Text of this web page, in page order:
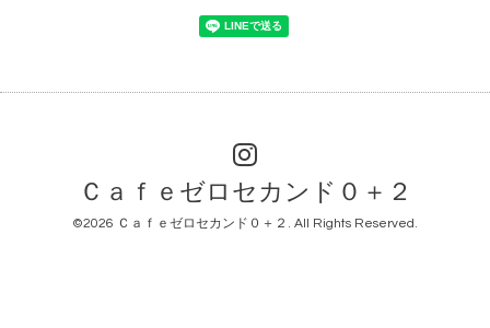
Ｃａｆｅゼロセカンド０＋２
©2026 Ｃａｆｅゼロセカンド０＋２ . All Rights Reserved.